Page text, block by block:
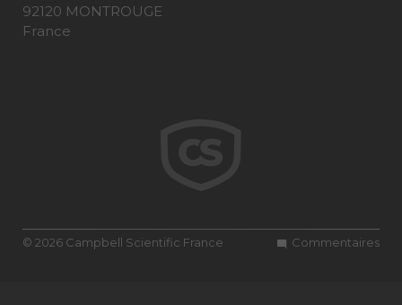
92120 MONTROUGE
France
Commentaires
© 2026 Campbell Scientific France